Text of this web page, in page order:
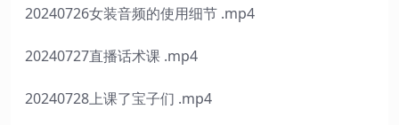
20240726女装音频的使用细节 .mp4
20240727直播话术课 .mp4
20240728上课了宝子们 .mp4